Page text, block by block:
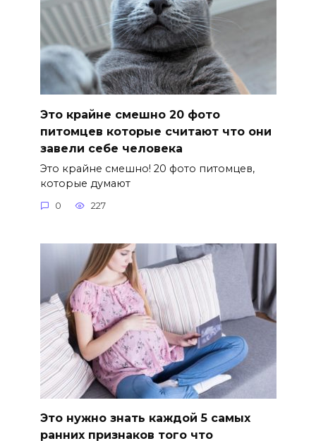
Это крайне смешно 20 фото
питомцев которые считают что они
завели себе человека
Это крайне смешно! 20 фото питомцев,
которые думают
0 227
Это нужно знать каждой 5 самых
ранних признаков того что